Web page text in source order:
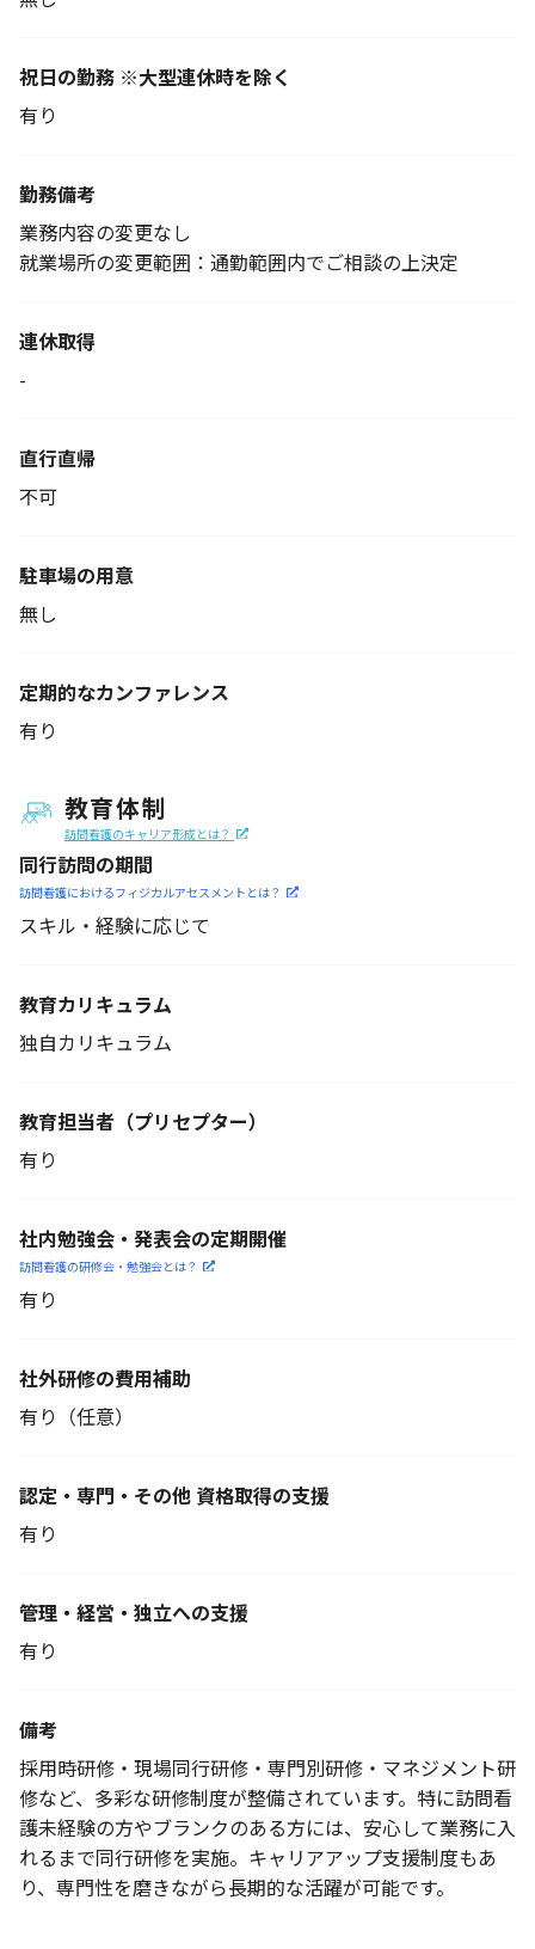
祝日の勤務 ※大型連休時を除く
有り
勤務備考
業務内容の変更なし
就業場所の変更範囲：通勤範囲内でご相談の上決定
連休取得
-
直行直帰
不可
駐車場の用意
無し
定期的なカンファレンス
有り
教育体制
訪問看護のキャリア形成とは？
同行訪問の期間
訪問看護におけるフィジカルアセスメントとは？
スキル・経験に応じて
教育カリキュラム
独自カリキュラム
教育担当者 （プリセプター）
有り
社内勉強会・発表会の定期開催
訪問看護の研修会・勉強会とは？
有り
社外研修の費用補助
有り（任意）
認定・専門・その他 資格取得の支援
有り
管理・経営・独立への支援
有り
備考
採用時研修・現場同行研修・専門別研修・マネジメント研
修など、多彩な研修制度が整備されています。特に訪問看
護未経験の方やブランクのある方には、安心して業務に入
れるまで同行研修を実施。キャリアアップ支援制度もあ
り、専門性を磨きながら長期的な活躍が可能です。